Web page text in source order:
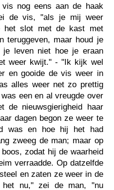
nog eens aan de haak
de vis, "als je mij weer
het slot met de kast met
teruggeven, maar houd je
leven niet hoe je eraan
weer kwijt." - "Ik kijk wel
en gooide de vis weer in
alles weer net zo prettig
een en al vreugde over
de nieuwsgierigheid haar
dagen begon ze weer te
was en hoe hij het had
zweeg de man; maar op
zodat hij de waarheid
verraadde. Op datzelfde
en zaten ze weer in de
nu," zei de man, "nu